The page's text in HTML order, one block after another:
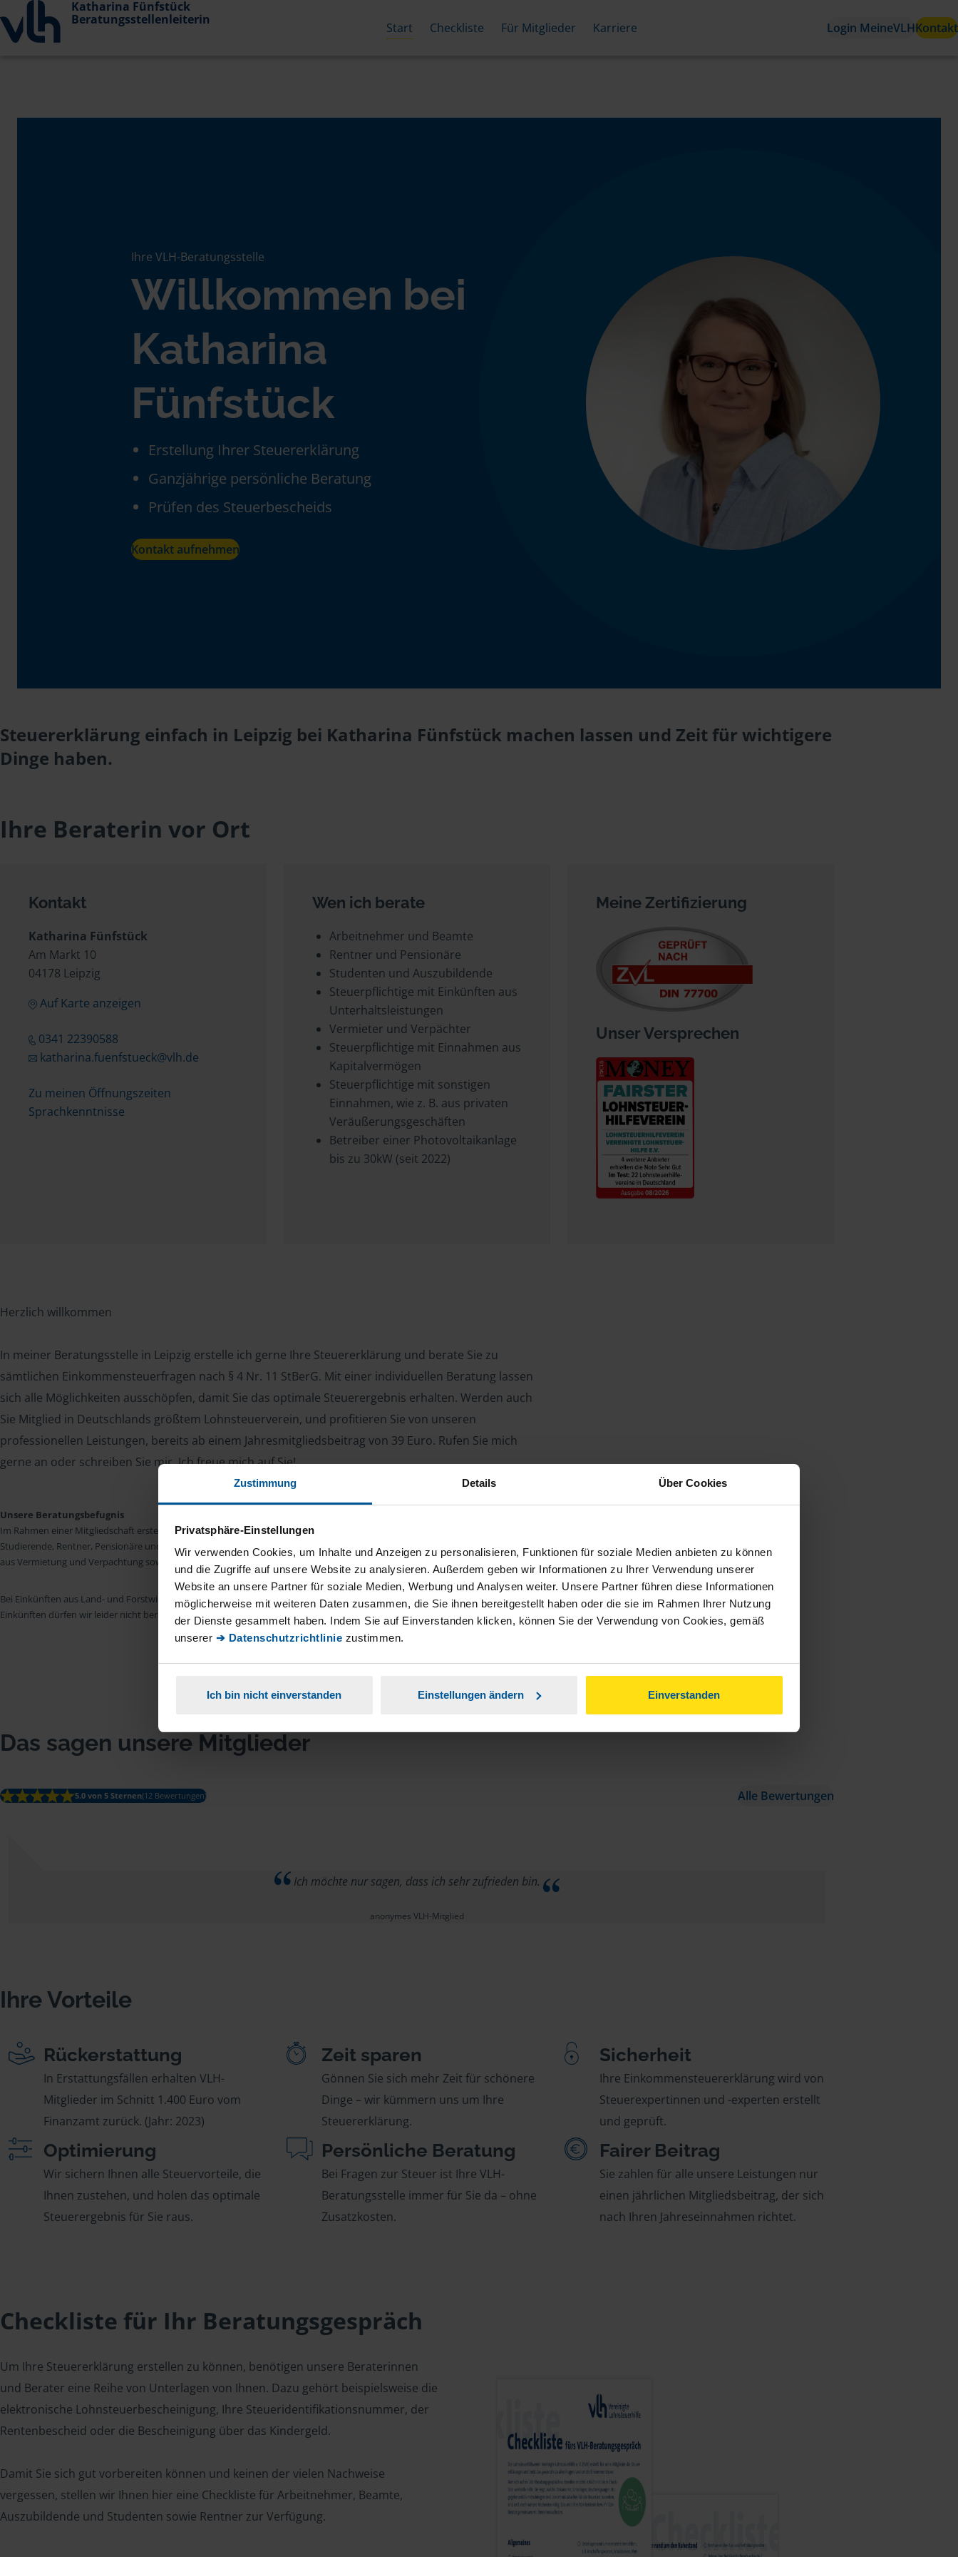
Zustimmung Details Über Cookies
Privatsphäre-Einstellungen
Wir verwenden Cookies, um Inhalte und Anzeigen zu personalisieren, Funktionen für soziale Medien anbieten zu können
und die Zugriffe auf unsere Website zu analysieren. Außerdem geben wir Informationen zu Ihrer Verwendung unserer
Website an unsere Partner für soziale Medien, Werbung und Analysen weiter. Unsere Partner führen diese Informationen
möglicherweise mit weiteren Daten zusammen, die Sie ihnen bereitgestellt haben oder die sie im Rahmen Ihrer Nutzung
der Dienste gesammelt haben. Indem Sie auf Einverstanden klicken, können Sie der Verwendung von Cookies, gemäß
unserer ➔ Datenschutzrichtlinie zustimmen.
Ich bin nicht einverstanden Einstellungen ändern Einverstanden
Katharina Fünfstück
Beratungsstellenleiterin
Start Checkliste Für Mitglieder Karriere Login MeineVLHKontakt
Ihre VLH-Beratungsstelle
Willkommen bei
Katharina
Fünfstück
Erstellung Ihrer Steuererklärung
Ganzjährige persönliche Beratung
Prüfen des Steuerbescheids
Kontakt aufnehmen
Steuererklärung einfach in Leipzig bei Katharina Fünfstück machen lassen und Zeit für wichtigere
Dinge haben.
Ihre Beraterin vor Ort
Kontakt
Katharina Fünfstück
Am Markt 10
04178 Leipzig
Auf Karte anzeigen
0341 22390588
katharina.fuenfstueck@vlh.de
Zu meinen Öffnungszeiten
Sprachkenntnisse
Wen ich berate
Arbeitnehmer und Beamte
Rentner und Pensionäre
Studenten und Auszubildende
Steuerpflichtige mit Einkünften aus
Unterhaltsleistungen
Vermieter und Verpächter
Steuerpflichtige mit Einnahmen aus
Kapitalvermögen
Steuerpflichtige mit sonstigen
Einnahmen, wie z. B. aus privaten
Veräußerungsgeschäften
Betreiber einer Photovoltaikanlage
bis zu 30kW (seit 2022)
Meine Zertifizierung
Unser Versprechen
Herzlich willkommen
In meiner Beratungsstelle in Leipzig erstelle ich gerne Ihre Steuererklärung und berate Sie zu
sämtlichen Einkommensteuerfragen nach § 4 Nr. 11 StBerG. Mit einer individuellen Beratung lassen
sich alle Möglichkeiten ausschöpfen, damit Sie das optimale Steuerergebnis erhalten. Werden auch
Sie Mitglied in Deutschlands größtem Lohnsteuerverein, und profitieren Sie von unseren
professionellen Leistungen, bereits ab einem Jahresmitgliedsbeitrag von 39 Euro. Rufen Sie mich
gerne an oder schreiben Sie mir. Ich freue mich auf Sie!
Unsere Beratungsbefugnis
Im Rahmen einer Mitgliedschaft erstellen wir die Einkommensteuererklärung für Arbeitnehmer, Beamte, Auszubildende,
Studierende, Rentner, Pensionäre und Unterhaltsempfänger nach § 4 Nr. 11 Steuerberatungsgesetz (StBerG). Auch bei Einkünften
aus Vermietung und Verpachtung sowie Kapitalerträgen sind wir in vielen Fällen der geeignete Dienstleister für Sie.
Bei Einkünften aus Land- und Forstwirtschaft, aus Gewerbebetrieb, aus selbstständiger Tätigkeit und umsatzsteuerpflichtigen
Einkünften dürfen wir leider nicht beraten.
Das sagen unsere Mitglieder
5.0 von 5 Sternen(12 Bewertungen) Alle Bewertungen
Ich möchte nur sagen, dass ich sehr zufrieden bin.
anonymes VLH-Mitglied
Ihre Vorteile
Rückerstattung
In Erstattungsfällen erhalten VLH-
Mitglieder im Schnitt 1.400 Euro vom
Finanzamt zurück. (Jahr: 2023)
Zeit sparen
Gönnen Sie sich mehr Zeit für schönere
Dinge – wir kümmern uns um Ihre
Steuererklärung.
Sicherheit
Ihre Einkommensteuererklärung wird von
Steuerexpertinnen und -experten erstellt
und geprüft.
Optimierung
Wir sichern Ihnen alle Steuervorteile, die
Ihnen zustehen, und holen das optimale
Steuerergebnis für Sie raus.
Persönliche Beratung
Bei Fragen zur Steuer ist Ihre VLH-
Beratungsstelle immer für Sie da – ohne
Zusatzkosten.
Fairer Beitrag
Sie zahlen für alle unsere Leistungen nur
einen jährlichen Mitgliedsbeitrag, der sich
nach Ihren Jahreseinnahmen richtet.
Checkliste für Ihr Beratungsgespräch
Um Ihre Steuererklärung erstellen zu können, benötigen unsere Beraterinnen
und Berater eine Reihe von Unterlagen von Ihnen. Dazu gehört beispielsweise die
elektronische Lohnsteuerbescheinigung, Ihre Steueridentifikationsnummer, der
Rentenbescheid oder die Bescheinigung über das Kindergeld.
Damit Sie sich gut vorbereiten können und keinen der vielen Nachweise
vergessen, stellen wir Ihnen hier eine Checkliste für Arbeitnehmer, Beamte,
Auszubildende und Studenten sowie Rentner zur Verfügung.